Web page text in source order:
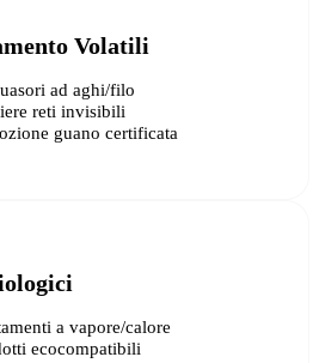
Volatili
ad aghi/filo
reti invisibili
guano certificata
a vapore/calore
ecocompatibili